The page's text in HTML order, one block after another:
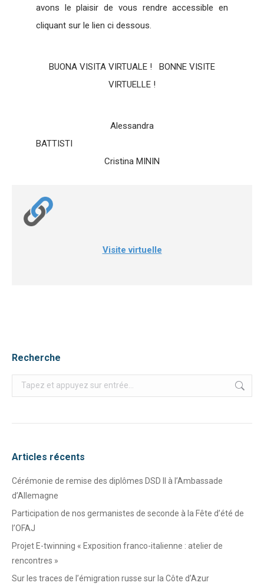
avons le plaisir de vous rendre accessible en
cliquant sur le lien ci dessous.
BUONA VISITA VIRTUALE ! BONNE VISITE
VIRTUELLE !
Alessandra
Cristina MININ
Visite virtuelle
Recherche
Recherche
:
Articles récents
Cérémonie de remise des diplômes DSD II à l’Ambassade
d’Allemagne
Participation de nos germanistes de seconde à la Fête d’été de
l’OFAJ
Projet E-twinning « Exposition franco-italienne : atelier de
rencontres »
Sur les traces de l’émigration russe sur la Côte d’Azur